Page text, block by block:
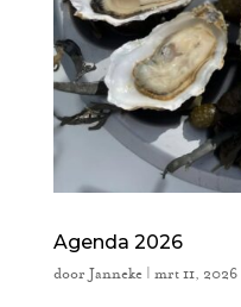
Agenda 2026
door Janneke| mrt 11, 2026|